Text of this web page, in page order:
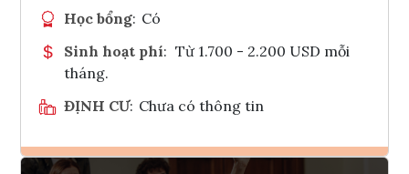
Học bổng: Có
Sinh hoạt phí: Từ 1.700 - 2.200 USD mỗi
tháng.
ĐỊNH CƯ: Chưa có thông tin